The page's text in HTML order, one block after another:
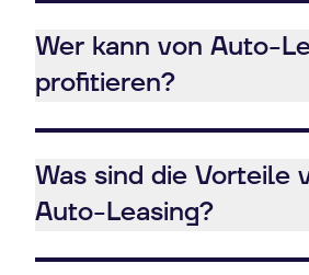
Wer kann von Auto-
profitieren?
Was sind die Vorteile
Auto-Leasing?